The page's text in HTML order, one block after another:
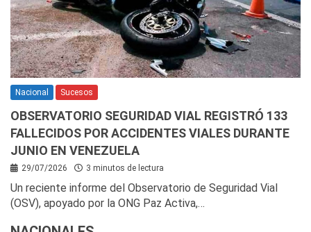
Nacional Sucesos
OBSERVATORIO SEGURIDAD VIAL REGISTRÓ 133
FALLECIDOS POR ACCIDENTES VIALES DURANTE
JUNIO EN VENEZUELA
29/07/2026 3 minutos de lectura
Un reciente informe del Observatorio de Seguridad Vial
(OSV), apoyado por la ONG Paz Activa,…